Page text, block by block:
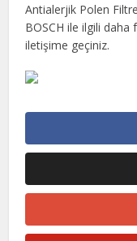
Antialerjik Polen
BOSCH ile ilgili
iletişime geçiniz.